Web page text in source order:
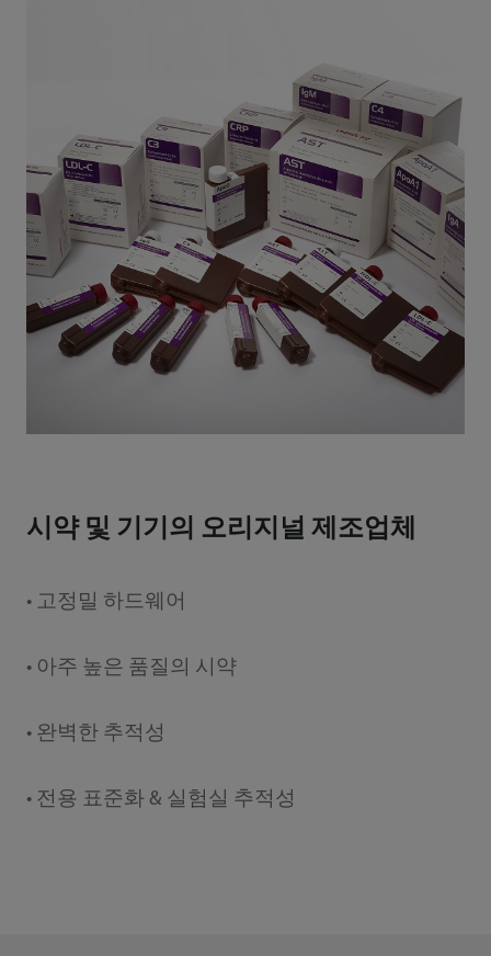
시약 및 기기의 오리지널 제조업체
• 고정밀 하드웨어
• 아주 높은 품질의 시약
• 완벽한 추적성
• 전용 표준화 & 실험실 추적성